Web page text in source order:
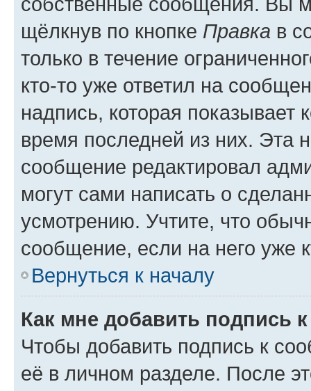
щёлкнув по кнопке Правка в
только в течение
кто-то уже ответил на
надпись, которая показывает
время последней из них. Эта
сообщение редактировал
могут сами написать о
усмотрению. Учтите, что
сообщение, если на него уже
Вернуться к началу
Как мне добавить подпись
Чтобы добавить подпись к
её в личном разделе. После